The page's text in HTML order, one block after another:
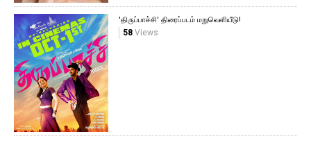
'திருப்பாச்சி' திரைப்படம் மறுவெளியீடு!
58Views